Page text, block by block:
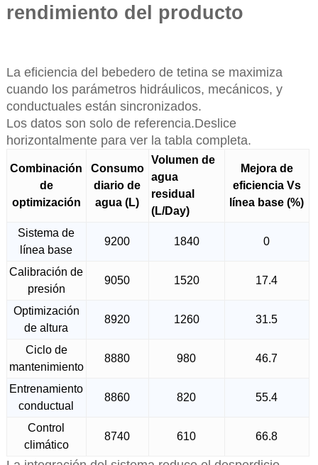
rendimiento del producto
La eficiencia del bebedero de tetina se maximiza
cuando los parámetros hidráulicos, mecánicos, y
conductuales están sincronizados.
Los datos son solo de referencia.Deslice
horizontalmente para ver la tabla completa.
Combinación
de
optimización
Consumo
diario de
agua (L)
Volumen de
agua
residual
(L/Day)
Mejora de
eficiencia Vs
línea base (%)
Sistema de
línea base
9200 1840 0
Calibración de
presión
9050 1520 17.4
Optimización
de altura
8920 1260 31.5
Ciclo de
mantenimiento
8880 980 46.7
Entrenamiento
conductual
8860 820 55.4
Control
climático
8740 610 66.8